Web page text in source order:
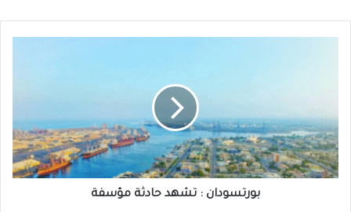
مؤسفة
بورتسودان : تشهد حادثة مؤسفة